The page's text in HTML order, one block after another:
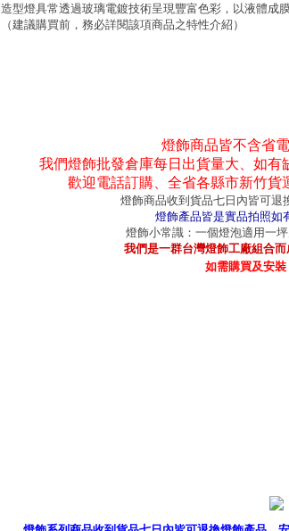
造型燈具常透過玻璃電鍍技術呈現豐富色彩，以液體成
（建議購買前，務必詳閱該項商品之特性介紹）
燈飾商品皆不含省
我們燈飾批發倉庫每日出貨量大、如
歡迎電話訂購、全省各縣市新竹
燈飾商品收到貨品七日內皆可退
燈飾產品皆是實品拍照如
燈飾小常識：一個燈泡適用一
我們是一群台灣燈飾工廠組合
如需購買及安裝